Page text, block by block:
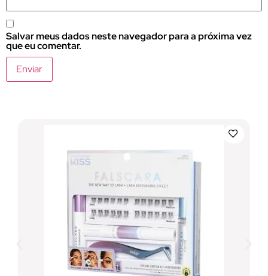
Salvar meus dados neste navegador para a próxima vez
que eu comentar.